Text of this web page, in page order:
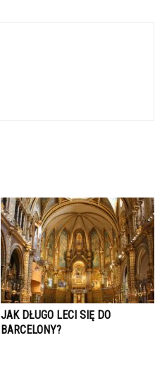
JAK DŁUGO LECI SIĘ DO
BARCELONY?